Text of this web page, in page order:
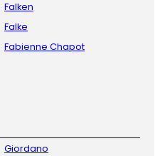
Falken
Falke
Fabienne Chapot
Giordano